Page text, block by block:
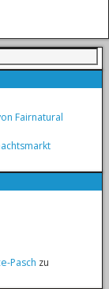
Fairnatural
Pasch zu